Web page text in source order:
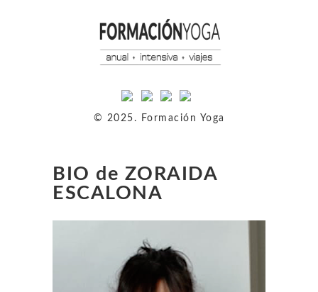
© 2025. Formación Yoga
BIO de ZORAIDA
ESCALONA